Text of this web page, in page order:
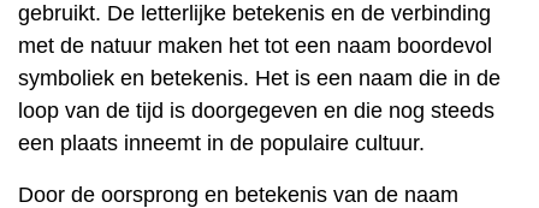
gebruikt. De letterlijke betekenis en de verbinding
met de natuur maken het tot een naam boordevol
symboliek en betekenis. Het is een naam die in de
loop van de tijd is doorgegeven en die nog steeds
een plaats inneemt in de populaire cultuur.
Door de oorsprong en betekenis van de naam